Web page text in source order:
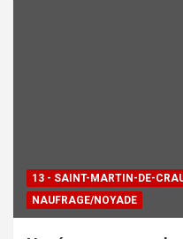
13 - SAINT-MARTIN-DE-
NAUFRAGE/NOYADE